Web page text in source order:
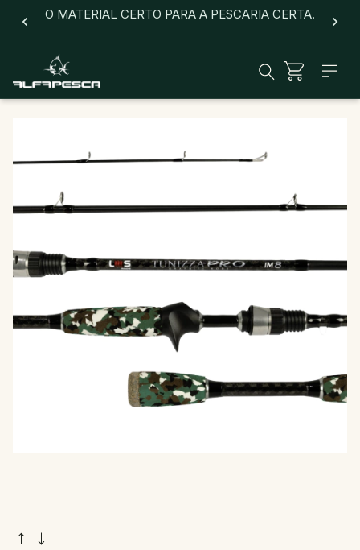
O MATERIAL CERTO PARA A PESCARIA CERTA.